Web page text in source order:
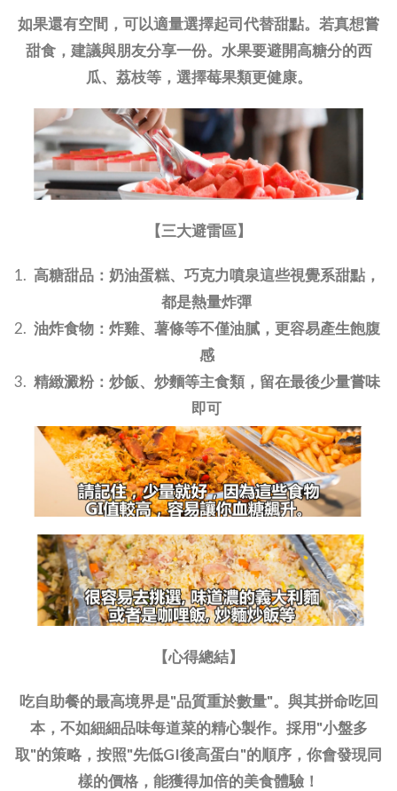
如果還有空間，可以適量選擇起司代替甜點。若真想嘗
甜食，建議與朋友分享一份。水果要避開高糖分的西
瓜、荔枝等，選擇莓果類更健康。
【三大避雷區】
高糖甜品：奶油蛋糕、巧克力噴泉這些視覺系甜點，
都是熱量炸彈
油炸食物：炸雞、薯條等不僅油膩，更容易產生飽腹
感
精緻澱粉：炒飯、炒麵等主食類，留在最後少量嘗味
即可
【心得總結】
吃自助餐的最高境界是"品質重於數量"。與其拼命吃回
本，不如細細品味每道菜的精心製作。採用"小盤多
取"的策略，按照"先低GI後高蛋白"的順序，你會發現同
樣的價格，能獲得加倍的美食體驗！